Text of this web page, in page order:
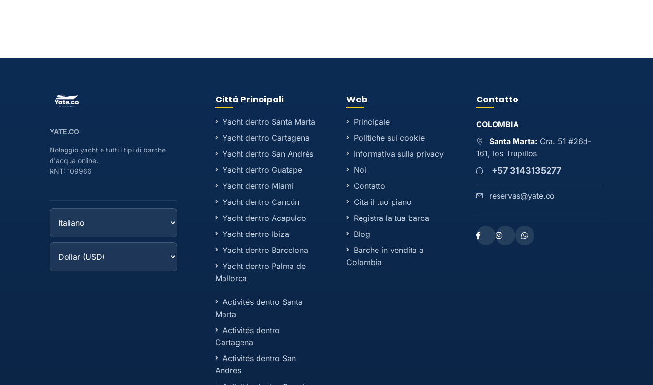
YATE.CO
Noleggio yacht e tutti i tipi di barche
d'acqua online.
RNT: 109966
Città Principali
Yacht dentro Santa Marta
Yacht dentro Cartagena
Yacht dentro San Andrés
Yacht dentro Guatape
Yacht dentro Miami
Yacht dentro Cancún
Yacht dentro Acapulco
Yacht dentro Ibiza
Yacht dentro Barcelona
Yacht dentro Palma de
Mallorca
Activités dentro Santa
Marta
Activités dentro
Cartagena
Activités dentro San
Andrés
Web
Principale
Politiche sui cookie
Informativa sulla privacy
Noi
Contatto
Cita il tuo piano
Registra la tua barca
Blog
Barche in vendita a
Colombia
Contatto
COLOMBIA
Santa Marta: Cra. 51 #26d-
161, los Trupillos
+57 3143135277
reservas@yate.co